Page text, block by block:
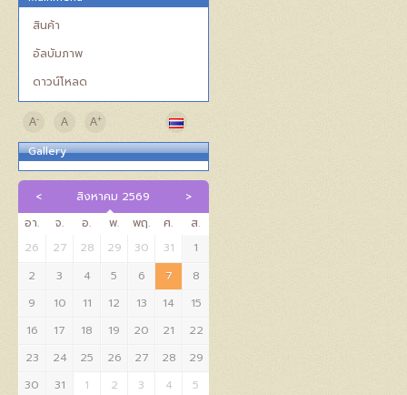
สินค้า
อัลบัมภาพ
ดาวน์โหลด
A- A A+
Gallery
สิงหาคม 2569
อา.
จ. อ. พ. พฤ. ศ.
ส.
26
27 28 29 30 31
1
2
3 4 5 6 7
8
9
10 11 12 13 14
15
16
17 18 19 20 21
22
23
24 25 26 27 28
29
30
31 1 2 3 4
5